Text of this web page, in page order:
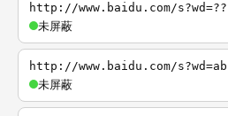
http://www.baidu.com/s?wd=??
未屏蔽
http://www.baidu.com/s?wd=ab
未屏蔽